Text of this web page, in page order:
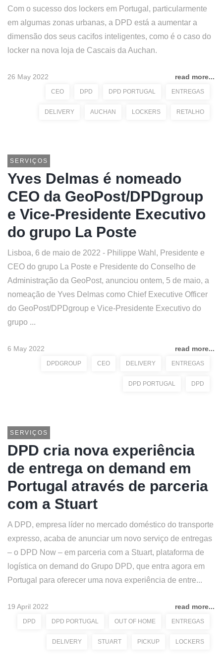
Com o sucesso dos lockers em Portugal, particularmente
em algumas zonas urbanas, a DPD está a aumentar a
dimensão dos seus cacifos inteligentes, como é o caso do
locker na nova loja de Cascais da Auchan.
26 May 2022 read more...
CEO DPD DPD PORTUGAL ENTREGAS
DELIVERY AUCHAN LOCKERS RETALHO
SERVIÇOS
Yves Delmas é nomeado
CEO da GeoPost/DPDgroup
e Vice-Presidente Executivo
do grupo La Poste
Lisboa, 6 de maio de 2022 - Philippe Wahl, Presidente e
CEO do grupo La Poste e Presidente do Conselho de
Administração da GeoPost, anunciou ontem, 5 de maio, a
nomeação de Yves Delmas como Chief Executive Officer
do GeoPost/DPDgroup e Vice-Presidente Executivo do
grupo ...
6 May 2022 read more...
DPDGROUP CEO DELIVERY ENTREGAS
DPD PORTUGAL DPD
SERVIÇOS
DPD cria nova experiência
de entrega on demand em
Portugal através de parceria
com a Stuart
A DPD, empresa líder no mercado doméstico do transporte
expresso, acaba de anunciar um novo serviço de entregas
– o DPD Now – em parceria com a Stuart, plataforma de
logística on demand do Grupo DPD, que entra agora em
Portugal para oferecer uma nova experiência de entre...
19 April 2022 read more...
DPD DPD PORTUGAL OUT OF HOME ENTREGAS
DELIVERY STUART PICKUP LOCKERS